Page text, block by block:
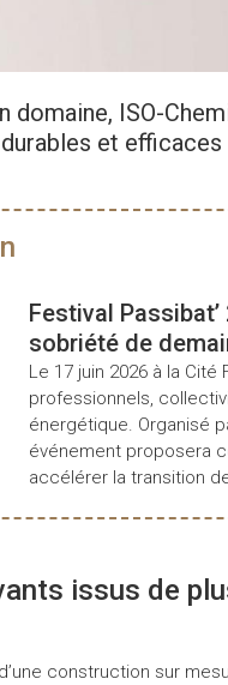
domaine, ISO-
et efficaces
Festival
sobriété de
Le 17 juin 2026 à la Cité
professionnels,
énergétique. Organisé
événement proposera
accélérer la transition
issus de
construction sur